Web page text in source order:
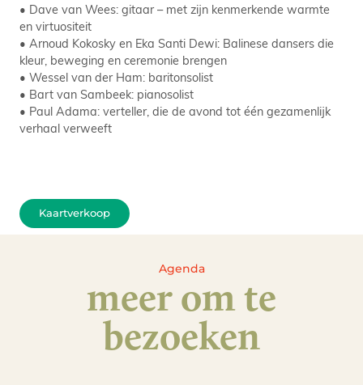
• Dave van Wees: gitaar – met zijn kenmerkende warmte
en virtuositeit
• Arnoud Kokosky en Eka Santi Dewi: Balinese dansers die
kleur, beweging en ceremonie brengen
• Wessel van der Ham: baritonsolist
• Bart van Sambeek: pianosolist
• Paul Adama: verteller, die de avond tot één gezamenlijk
verhaal verweeft
Kaartverkoop
Agenda
meer om te
bezoeken